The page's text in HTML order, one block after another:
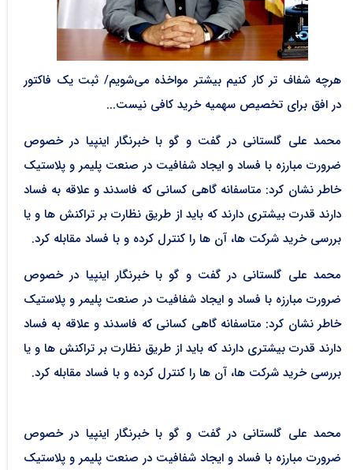
هرچه شفاف تر کار کنیم بیشتر مواخذه می‌شویم/ ثبت یک فاکتور
در افق برای تخصیص سهمیه خرید کافی نیست...
محمد علی گلستانی در گفت و گو با خبرنگار اینپیا در خصوص
ضرورت مبارزه با فساد و ایجاد شفافیت در صنعت پلیمر و پلاستیک
خاطر نشان کرد: متاسفانه گاهی کسانی که فاسدند و علاقه به فساد
دارند قدرت بیشتری دارند که باید از طریق نظارت بر تراکنش ها و یا
بررسی خرید شرکت ها، آن ها را کنترل کرده و با فساد مقابله کرد.
محمد علی گلستانی در گفت و گو با خبرنگار اینپیا در خصوص
ضرورت مبارزه با فساد و ایجاد شفافیت در صنعت پلیمر و پلاستیک
خاطر نشان کرد: متاسفانه گاهی کسانی که فاسدند و علاقه به فساد
دارند قدرت بیشتری دارند که باید از طریق نظارت بر تراکنش ها و یا
بررسی خرید شرکت ها، آن ها را کنترل کرده و با فساد مقابله کرد.
محمد علی گلستانی در گفت و گو با خبرنگار اینپیا در خصوص
ضرورت مبارزه با فساد و ایجاد شفافیت در صنعت پلیمر و پلاستیک